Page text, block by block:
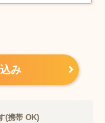
み
(携帯 OK)